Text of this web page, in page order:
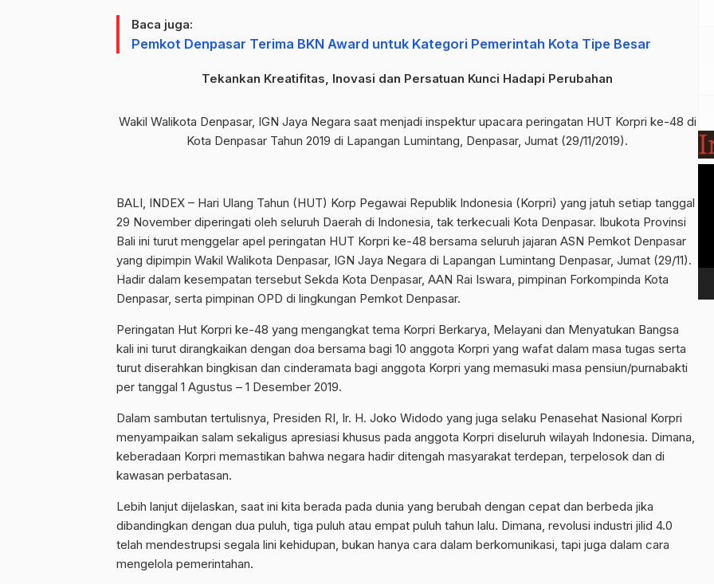
Baca juga:
Pemkot Denpasar Terima BKN Award untuk Kategori Pemerintah Kota Tipe Besar
Tekankan Kreatifitas, Inovasi dan Persatuan Kunci Hadapi Perubahan
Wakil Walikota Denpasar, IGN Jaya Negara saat menjadi inspektur upacara peringatan HUT Korpri ke-48 di
Kota Denpasar Tahun 2019 di Lapangan Lumintang, Denpasar, Jumat (29/11/2019).
BALI, INDEX – Hari Ulang Tahun (HUT) Korp Pegawai Republik Indonesia (Korpri) yang jatuh setiap tanggal
29 November diperingati oleh seluruh Daerah di Indonesia, tak terkecuali Kota Denpasar. Ibukota Provinsi
Bali ini turut menggelar apel peringatan HUT Korpri ke-48 bersama seluruh jajaran ASN Pemkot Denpasar
yang dipimpin Wakil Walikota Denpasar, IGN Jaya Negara di Lapangan Lumintang Denpasar, Jumat (29/11).
Hadir dalam kesempatan tersebut Sekda Kota Denpasar, AAN Rai Iswara, pimpinan Forkompinda Kota
Denpasar, serta pimpinan OPD di lingkungan Pemkot Denpasar.
Peringatan Hut Korpri ke-48 yang mengangkat tema Korpri Berkarya, Melayani dan Menyatukan Bangsa
kali ini turut dirangkaikan dengan doa bersama bagi 10 anggota Korpri yang wafat dalam masa tugas serta
turut diserahkan bingkisan dan cinderamata bagi anggota Korpri yang memasuki masa pensiun/purnabakti
per tanggal 1 Agustus – 1 Desember 2019.
Dalam sambutan tertulisnya, Presiden RI, Ir. H. Joko Widodo yang juga selaku Penasehat Nasional Korpri
menyampaikan salam sekaligus apresiasi khusus pada anggota Korpri diseluruh wilayah Indonesia. Dimana,
keberadaan Korpri memastikan bahwa negara hadir ditengah masyarakat terdepan, terpelosok dan di
kawasan perbatasan.
Lebih lanjut dijelaskan, saat ini kita berada pada dunia yang berubah dengan cepat dan berbeda jika
dibandingkan dengan dua puluh, tiga puluh atau empat puluh tahun lalu. Dimana, revolusi industri jilid 4.0
telah mendestrupsi segala lini kehidupan, bukan hanya cara dalam berkomunikasi, tapi juga dalam cara
mengelola pemerintahan.